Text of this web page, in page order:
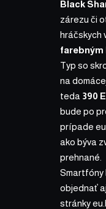
Black
zárezu či
hráčskych
farebným
Typ so
na
teda 390
bude po
prípade
ako býva
prehnané.
Smartfóny
objednať
stránky